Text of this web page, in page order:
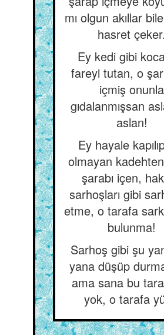
mı olgun akıllar
hasret çeker.
Ey kedi gibi
fareyi tutan, o
içmiş onunla
gıdalanmışsan
aslan!
Ey hayale
olmayan
şarabı içen,
sarhoşları gibi
etme, o tarafa
bulunma!
Sarhoş gibi şu
yana düşüp
ama sana bu
yok, o tarafa